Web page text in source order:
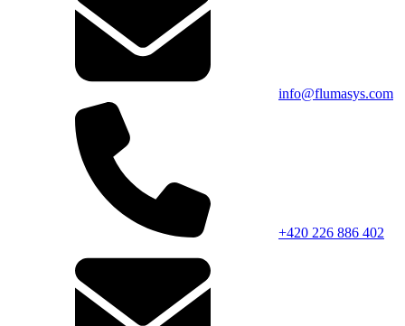
info@flumasys.com
+420 226 886 402